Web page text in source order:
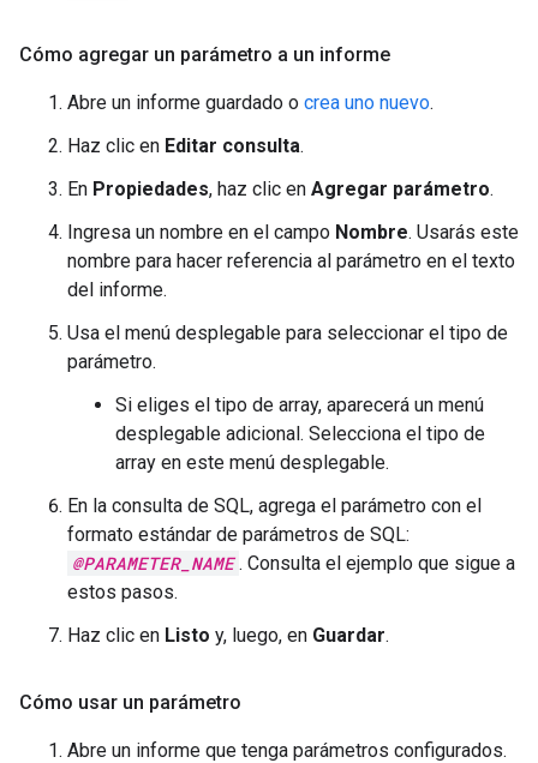
Cómo agregar un parámetro a un informe
Abre un informe guardado o crea uno nuevo.
Haz clic en Editar consulta.
En Propiedades, haz clic en Agregar parámetro.
Ingresa un nombre en el campo Nombre. Usarás este
nombre para hacer referencia al parámetro en el texto
del informe.
Usa el menú desplegable para seleccionar el tipo de
parámetro.
Si eliges el tipo de array, aparecerá un menú
desplegable adicional. Selecciona el tipo de
array en este menú desplegable.
En la consulta de SQL, agrega el parámetro con el
formato estándar de parámetros de SQL:
@PARAMETER_NAME . Consulta el ejemplo que sigue a
estos pasos.
Haz clic en Listo y, luego, en Guardar.
Cómo usar un parámetro
Abre un informe que tenga parámetros configurados.